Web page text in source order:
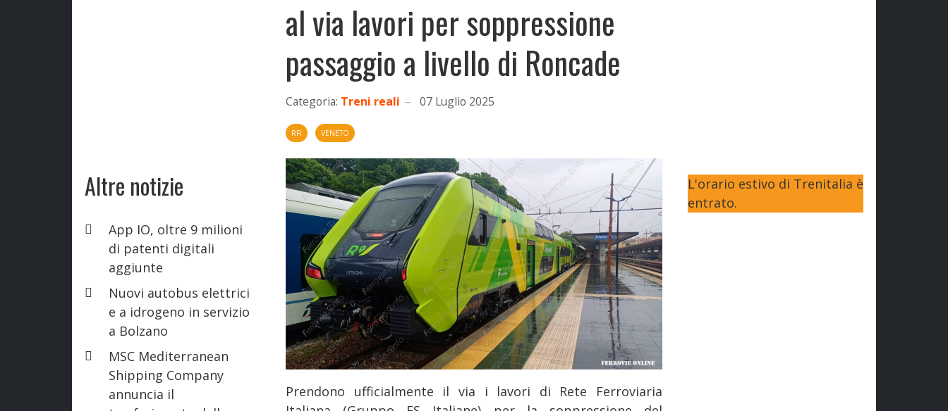
Altre notizie
App IO, oltre 9 milioni
di patenti digitali
aggiunte
Nuovi autobus elettrici
e a idrogeno in servizio
a Bolzano
MSC Mediterranean
Shipping Company
annuncia il
al via lavori per soppressione
passaggio a livello di Roncade
Categoria: Treni reali 07 Luglio 2025
RFI VENETO
Prendono ufficialmente il via i lavori di Rete Ferroviaria
L'orario estivo di Trenitalia è
entrato.